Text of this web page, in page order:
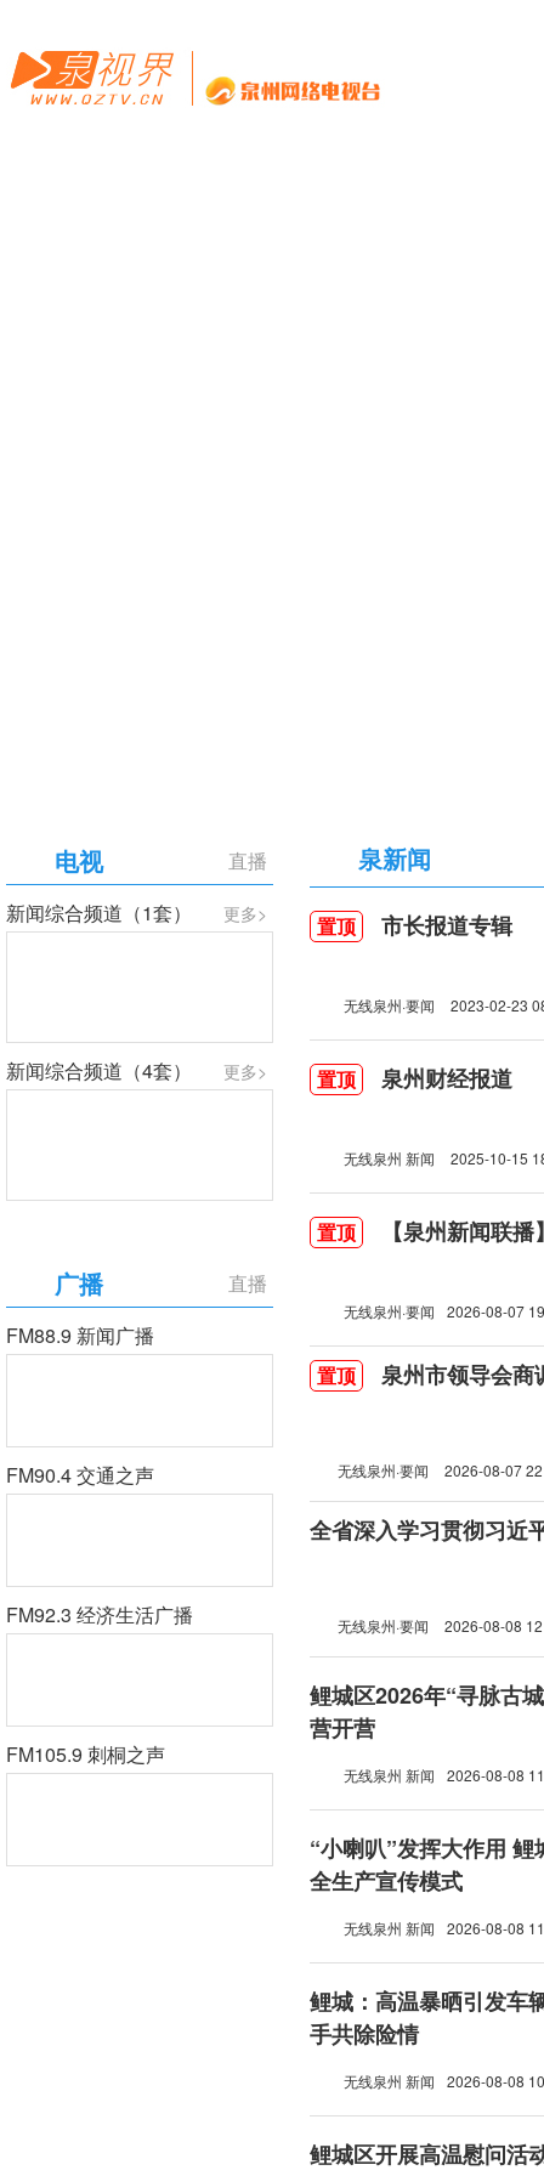
直播
电视
更多>
新闻综合频道（1套）
更多>
新闻综合频道（4套）
直播
广播
FM88.9 新闻广播
FM90.4 交通之声
FM92.3 经济生活广播
FM105.9 刺桐之声
泉新闻
置顶 市长报道专辑
无线泉州·要闻 2023-02-23
置顶 泉州财经报道
无线泉州 新闻 2025-10-15
置顶 【泉州新闻联
无线泉州·要闻 2026-08-07
置顶 泉州市领导会商
无线泉州·要闻 2026-08-07
无线泉州·要闻 2026-08-08
鲤城区2026年“寻脉古
营开营
无线泉州 新闻 2026-08-08
“小喇叭”发挥大作用
全生产宣传模式
无线泉州 新闻 2026-08-08
鲤城：高温暴晒引发车
手共除险情
无线泉州 新闻 2026-08-08
鲤城区开展高温慰问活